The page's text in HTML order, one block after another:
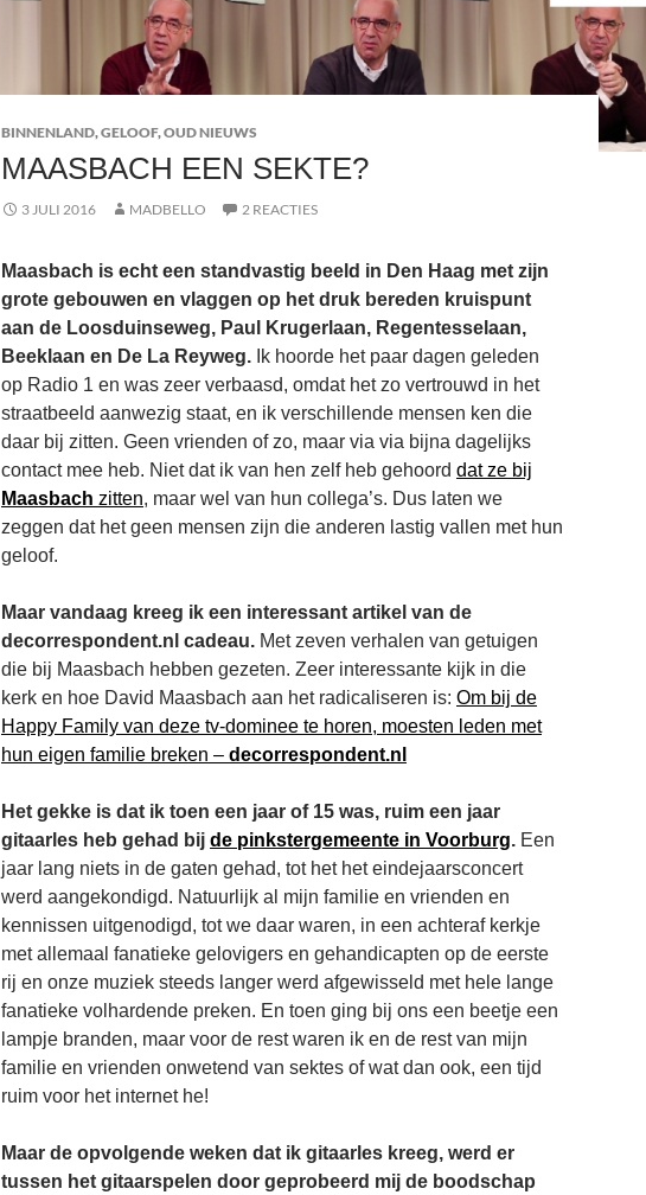
BINNENLAND,GELOOF,OUD NIEUWS
MAASBACH EEN SEKTE?
3 JULI 2016 MADBELLO 2 REACTIES
Maasbach is echt een standvastig beeld in Den Haag met zijn
grote gebouwen en vlaggen op het druk bereden kruispunt
aan de Loosduinseweg, Paul Krugerlaan, Regentesselaan,
Beeklaan en De La Reyweg. Ik hoorde het paar dagen geleden
op Radio 1 en was zeer verbaasd, omdat het zo vertrouwd in het
straatbeeld aanwezig staat, en ik verschillende mensen ken die
daar bij zitten. Geen vrienden of zo, maar via via bijna dagelijks
contact mee heb. Niet dat ik van hen zelf heb gehoord dat ze bij
Maasbach zitten, maar wel van hun collega’s. Dus laten we
zeggen dat het geen mensen zijn die anderen lastig vallen met hun
geloof.
Maar vandaag kreeg ik een interessant artikel van de
decorrespondent.nl cadeau. Met zeven verhalen van getuigen
die bij Maasbach hebben gezeten. Zeer interessante kijk in die
kerk en hoe David Maasbach aan het radicaliseren is: Om bij de
Happy Family van deze tv-dominee te horen, moesten leden met
hun eigen familie breken – decorrespondent.nl
Het gekke is dat ik toen een jaar of 15 was, ruim een jaar
gitaarles heb gehad bij de pinkstergemeente in Voorburg. Een
jaar lang niets in de gaten gehad, tot het het eindejaarsconcert
werd aangekondigd. Natuurlijk al mijn familie en vrienden en
kennissen uitgenodigd, tot we daar waren, in een achteraf kerkje
met allemaal fanatieke gelovigers en gehandicapten op de eerste
rij en onze muziek steeds langer werd afgewisseld met hele lange
fanatieke volhardende preken. En toen ging bij ons een beetje een
lampje branden, maar voor de rest waren ik en de rest van mijn
familie en vrienden onwetend van sektes of wat dan ook, een tijd
ruim voor het internet he!
Maar de opvolgende weken dat ik gitaarles kreeg, werd er
tussen het gitaarspelen door geprobeerd mij de boodschap